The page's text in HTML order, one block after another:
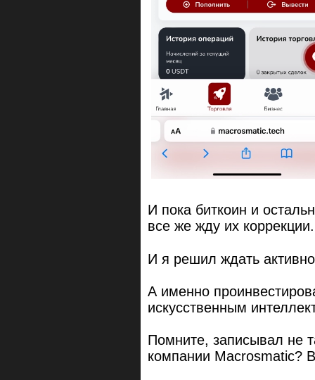
И пока биткоин и
все же жду их коррекции.
И я решил ждать
А именно
искусственным
Помните, записывал не
компании Macrosmatic?